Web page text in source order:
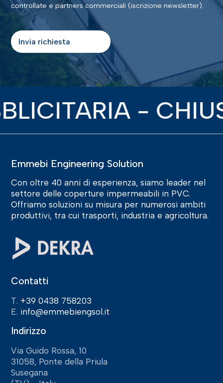
controllate e partners commerciali (iscrizione newsletter).
-
Emmebi Engineering Solution
Con oltre 40 anni di esperienza, siamo leader nel
settore delle coperture impermeabili in PVC.
Offriamo soluzioni su misura per numerosi ambiti
produttivi, tra cui trasporti, industria e agricoltura.
Contatti
T. +39 0438 758203
E. info@emmebiengsol.it
Indirizzo
Via Guido Rossa, 10
31058, Ponte della Priula
Susegana